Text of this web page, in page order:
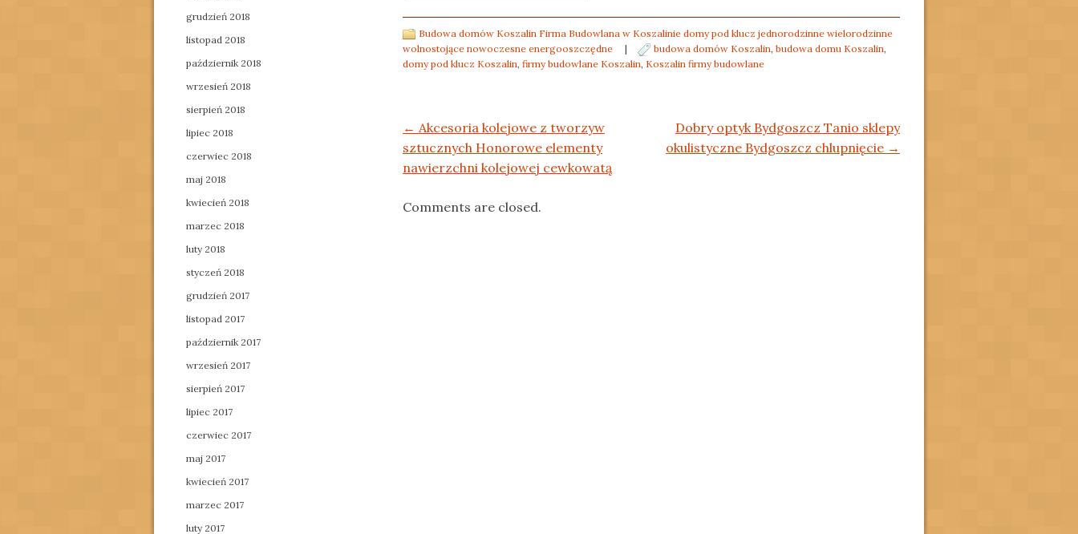
Budowa domów Koszalin Firma Budowlana w Koszalinie domy pod klucz jednorodzinne wielorodzinne
wolnostojące nowoczesne energooszczędne
| budowa domów Koszalin, budowa domu Koszalin,
domy pod klucz Koszalin, firmy budowlane Koszalin, Koszalin firmy budowlane
Post navigation
← Akcesoria kolejowe z tworzyw
sztucznych Honorowe elementy
nawierzchni kolejowej cewkowatą
Dobry optyk Bydgoszcz Tanio sklepy
okulistyczne Bydgoszcz chlupnięcie →
Comments are closed.
grudzień 2018
listopad 2018
październik 2018
wrzesień 2018
sierpień 2018
lipiec 2018
czerwiec 2018
maj 2018
kwiecień 2018
marzec 2018
luty 2018
styczeń 2018
grudzień 2017
listopad 2017
październik 2017
wrzesień 2017
sierpień 2017
lipiec 2017
czerwiec 2017
maj 2017
kwiecień 2017
marzec 2017
luty 2017